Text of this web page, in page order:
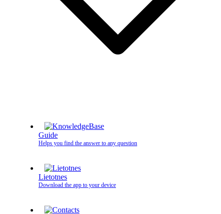
Guide
Helps you find the answer to any question
Lietotnes
Download the app to your device